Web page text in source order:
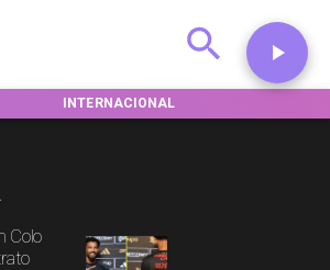
INTERNACIONAL
Colo